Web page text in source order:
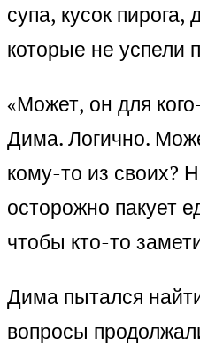
супа, кусок пирога,
которые не успели
«Может, он для
Дима. Логично.
кому-то из своих?
осторожно пакует
чтобы кто-то
Дима пытался
вопросы